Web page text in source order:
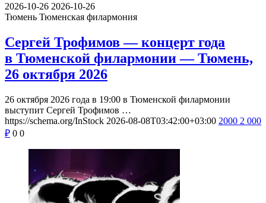
2026-10-26 2026-10-26
Тюмень Тюменская филармония
Сергей Трофимов — концерт года
в Тюменской филармонии — Тюмень,
26 октября 2026
26 октября 2026 года в 19:00 в Тюменской филармонии
выступит Сергей Трофимов …
https://schema.org/InStock 2026-08-08T03:42:00+03:00 2000 2 000
₽ 0 0